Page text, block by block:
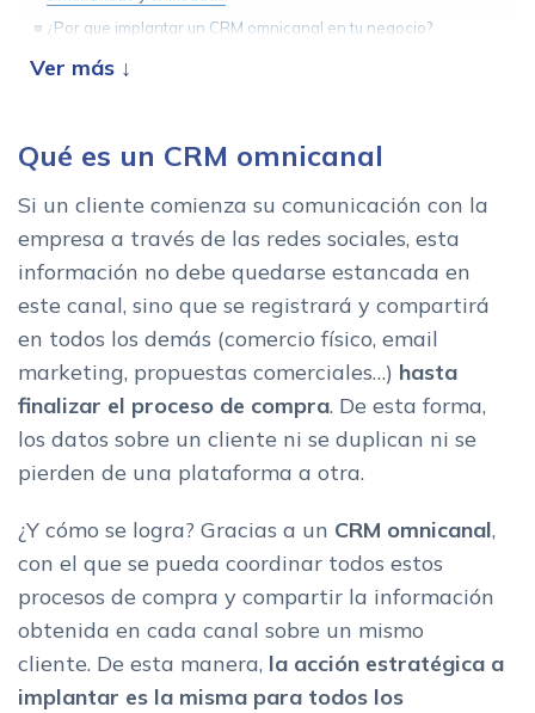
¿Por que implantar un CRM omnicanal en tu negocio?
Qué es un CRM omnicanal
Si un cliente comienza su comunicación con la
empresa a través de las redes sociales, esta
información no debe quedarse estancada en
este canal, sino que se registrará y compartirá
en todos los demás (comercio físico, email
marketing, propuestas comerciales…) hasta
finalizar el proceso de compra. De esta forma,
los datos sobre un cliente ni se duplican ni se
pierden de una plataforma a otra.
¿Y cómo se logra? Gracias a un CRM omnicanal,
con el que se pueda coordinar todos estos
procesos de compra y compartir la información
obtenida en cada canal sobre un mismo
cliente. De esta manera, la acción estratégica a
implantar es la misma para todos los